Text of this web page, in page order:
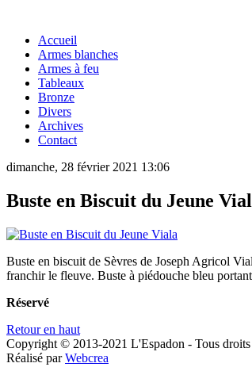
Accueil
Armes blanches
Armes à feu
Tableaux
Bronze
Divers
Archives
Contact
dimanche, 28 février 2021 13:06
Buste en Biscuit du Jeune
Buste en biscuit de Sèvres de Joseph Agricol
franchir le fleuve. Buste à piédouche bleu
Réservé
Retour en haut
Copyright © 2013-2021 L'Espadon - Tous droits
Réalisé parWebcrea